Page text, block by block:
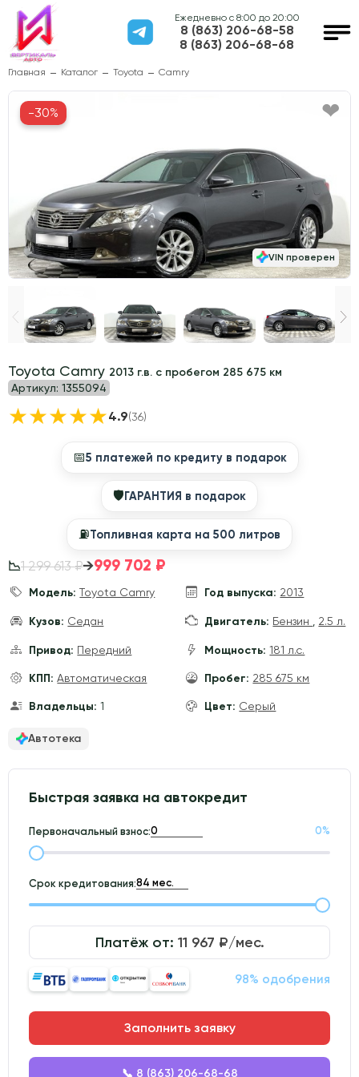
Ежедневно с 8:00 до 20:00
8 (863) 206-68-58
8 (863) 206-68-68
Главная Каталог Toyota Camry
Toyota Camry 2013 г.в. с пробегом 285 675 км
Артикул: 1355094
★★★★★4.9(36)
📅5 платежей по кредиту в подарок
🛡ГАРАНТИЯ в подарок
⛽️Топливная карта на 500 литров
📉1 299 613 ₽→999 702 ₽
Модель: Toyota Camry Год выпуска: 2013
Кузов: Седан Двигатель: Бензин 2.5 л.
Привод: Передний Мощность: 181 л.с.
КПП: Автоматическая Пробег: 285 675 км
Владельцы: 1 Цвет: Серый
Автотека
Быстрая заявка на автокредит
Первоначальный взнос: 0%
Срок кредитования:
Платёж от: 11 967 ₽/мес.
98% одобрения
Заполнить заявку
📞 8 (863) 206-68-68
VIN проверен
-30%